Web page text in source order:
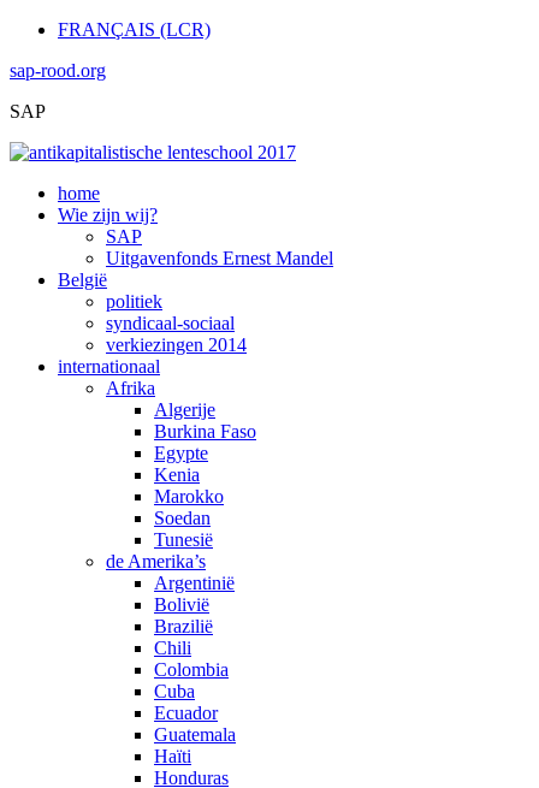
FRANÇAIS (LCR)
sap-rood.org
SAP
home
Wie zijn wij?
SAP
Uitgavenfonds Ernest Mandel
België
politiek
syndicaal-sociaal
verkiezingen 2014
internationaal
Afrika
Algerije
Burkina Faso
Egypte
Kenia
Marokko
Soedan
Tunesië
de Amerika’s
Argentinië
Bolivië
Brazilië
Chili
Colombia
Cuba
Ecuador
Guatemala
Haïti
Honduras